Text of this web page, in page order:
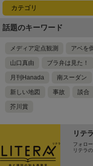
話題のキーワード
メディア定点観測 アベを
山口真由 ブラ弁は見た！
月刊Hanada 南スーダン
新しい地図 事故 談合
芥川賞
リテ
フォロ
リテラ